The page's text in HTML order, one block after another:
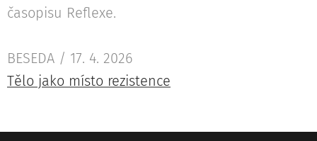
časopisu Reflexe.
BESEDA / 17. 4. 2026
Tělo jako místo rezistence